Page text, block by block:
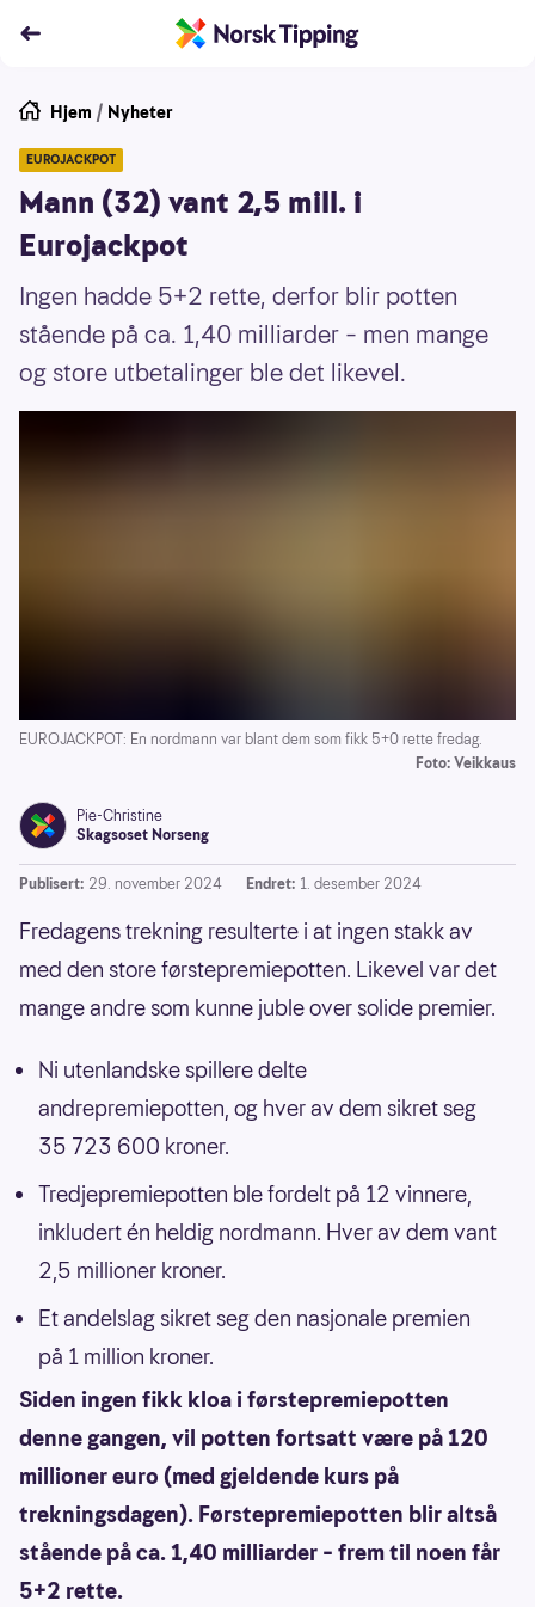
Hjem / Nyheter
EUROJACKPOT
Mann (32) vant 2,5 mill. i
Eurojackpot
Ingen hadde 5+2 rette, derfor blir potten
stående på ca. 1,40 milliarder – men mange
og store utbetalinger ble det likevel.
EUROJACKPOT: En nordmann var blant dem som fikk 5+0 rette fredag.
Foto: Veikkaus
Pie-Christine
Skagsoset Norseng
Publisert: 29. november 2024 Endret: 1. desember 2024
Fredagens trekning resulterte i at ingen stakk av
med den store førstepremiepotten. Likevel var det
mange andre som kunne juble over solide premier.
Ni utenlandske spillere delte
andrepremiepotten, og hver av dem sikret seg
35 723 600 kroner.
Tredjepremiepotten ble fordelt på 12 vinnere,
inkludert én heldig nordmann. Hver av dem vant
2,5 millioner kroner.
Et andelslag sikret seg den nasjonale premien
på 1 million kroner.
Siden ingen fikk kloa i førstepremiepotten
denne gangen, vil potten fortsatt være på 120
millioner euro (med gjeldende kurs på
trekningsdagen). Førstepremiepotten blir altså
stående på ca. 1,40 milliarder – frem til noen får
5+2 rette.